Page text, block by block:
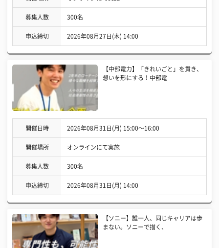
募集人数 300名
申込締切 2026年08月27日(木) 14:00
【中部電力】「きれいごと」を貫き、
想いを形にする！中部電
開催日時 2026年08月31日(月) 15:00〜16:00
開催場所 オンラインにて実施
募集人数 300名
申込締切 2026年08月31日(月) 14:00
【ソニー】誰一人、同じキャリアは歩
まない。ソニーで描く、